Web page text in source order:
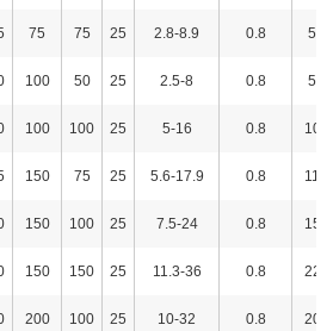
75 75 25 2.8-8.9 0.8 56
100 50 25 2.5-8 0.8 50
100 100 25 5-16 0.8 100
150 75 25 5.6-17.9 0.8 112
150 100 25 7.5-24 0.8 150
150 150 25 11.3-36 0.8 225
200 100 25 10-32 0.8 200